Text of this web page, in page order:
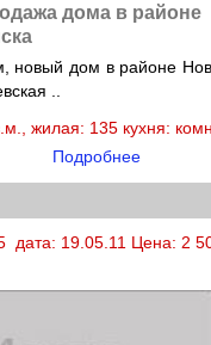
дома в районе
новый дом в районе
..
жилая: 135 кухня:
Подробнее
дата: 19.05.11 Цена: 2